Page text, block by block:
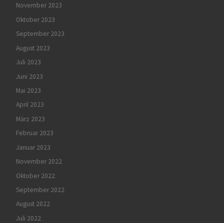
November 2023
Oktober 2023
September 2023
August 2023
Juli 2023
Juni 2023
Mai 2023
April 2023
März 2023
Februar 2023
Januar 2023
November 2022
Oktober 2022
September 2022
August 2022
Juli 2022